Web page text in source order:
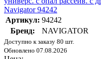
Navigator 94242
Артикул: 94242
Бренд:
NAVIGATOR
Доступно к заказу 80 шт.
Обновлено 07.08.2026